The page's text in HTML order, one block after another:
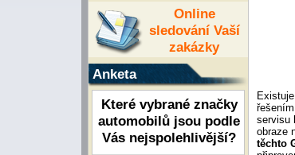
Online
sledování Vaší
zakázky
Anketa
Které vybrané značky
automobilů jsou podle
Vás nejspolehlivější?
servisu
obraze
těchto